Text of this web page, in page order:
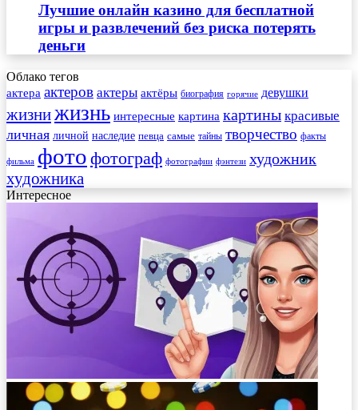
Лучшие онлайн казино для бесплатной
игры и развлечений без риска потерять
деньги
Облако тегов
актера актеров актеры актёры биография горячие девушки
жизнижизнь интересные картина картины красивые
личная личной наследие певца самые тайны творчество факты
фильма фото фотограф фотографии фэнтези художник
художника
Интересное